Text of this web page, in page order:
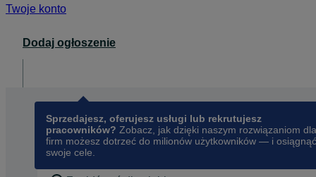
Twoje konto
Dodaj ogłoszenie
Sprzedajesz, oferujesz usługi lub rekrutujesz
pracowników? Zobacz, jak dzięki naszym rozwiązaniom dla
firm możesz dotrzeć do milionów użytkowników — i osiągnąć
swoje cele.